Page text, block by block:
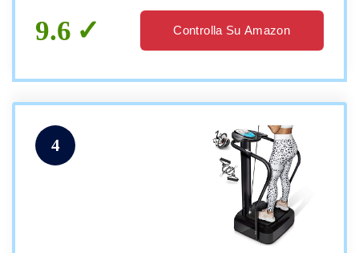
9.6 Controlla Su Amazon
4